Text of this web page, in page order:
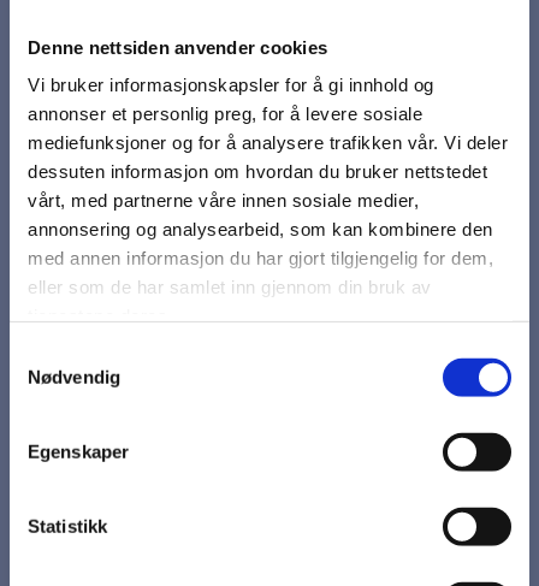
Denne nettsiden anvender cookies
Vi bruker informasjonskapsler for å gi innhold og
annonser et personlig preg, for å levere sosiale
mediefunksjoner og for å analysere trafikken vår. Vi deler
dessuten informasjon om hvordan du bruker nettstedet
vårt, med partnerne våre innen sosiale medier,
annonsering og analysearbeid, som kan kombinere den
med annen informasjon du har gjort tilgjengelig for dem,
eller som de har samlet inn gjennom din bruk av
Nødvendig
Egenskaper
Statistikk
Skibukse